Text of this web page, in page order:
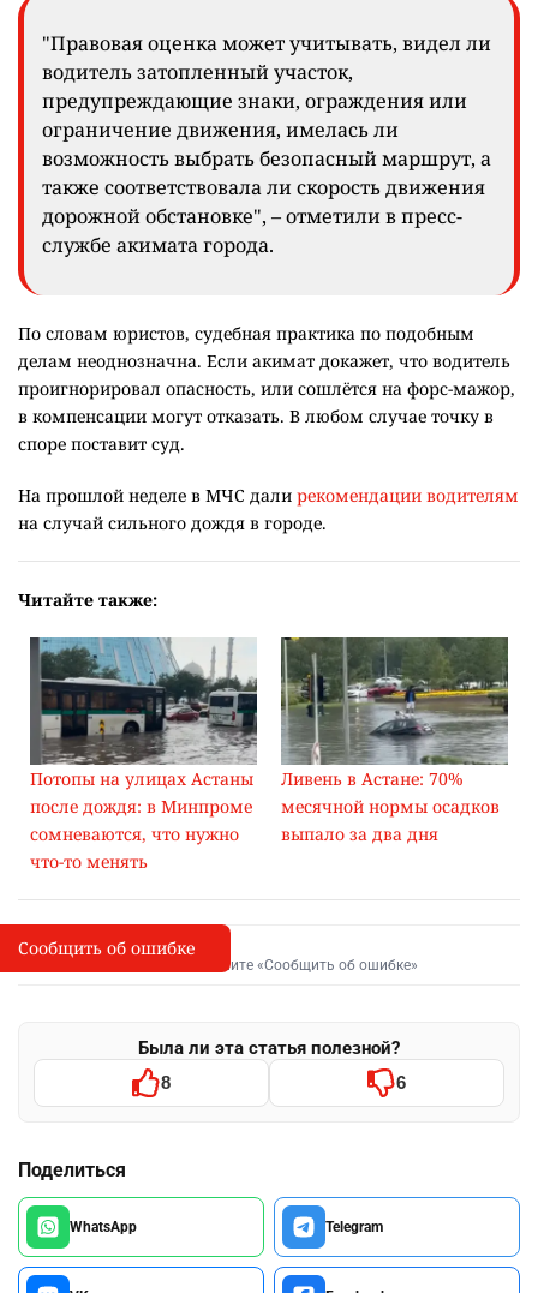
"Правовая оценка может учитывать, видел ли
водитель затопленный участок,
предупреждающие знаки, ограждения или
ограничение движения, имелась ли
возможность выбрать безопасный маршрут, а
также соответствовала ли скорость движения
дорожной обстановке", – отметили в пресс-
службе акимата города.
По словам юристов, судебная практика по подобным
делам неоднозначна. Если акимат докажет, что водитель
проигнорировал опасность, или сошлётся на форс-мажор,
в компенсации могут отказать. В любом случае точку в
споре поставит суд.
На прошлой неделе в МЧС дали рекомендации водителям
на случай сильного дождя в городе.
Читайте также:
Потопы на улицах Астаны
после дождя: в Минпроме
сомневаются, что нужно
что-то менять
Ливень в Астане: 70%
месячной нормы осадков
выпало за два дня
I
Сообщить об опечатке
Выделите фрагмент и нажмите «Сообщить об ошибке»
Была ли эта статья полезной?
8 6
Поделиться
WhatsApp Telegram
Сообщить об ошибке